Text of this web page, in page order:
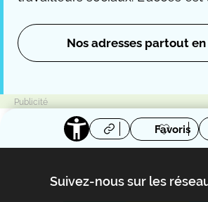
Nos adresses partout
Favoris
Suivez-nous sur les